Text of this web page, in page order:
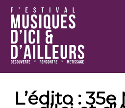
L’édito :